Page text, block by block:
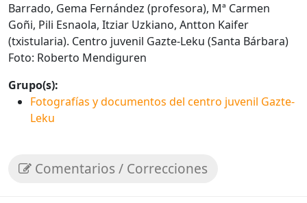
Barrado, Gema Fernández (profesora), Mª Carmen
Goñi, Pili Esnaola, Itziar Uzkiano, Antton Kaifer
(txistularia). Centro juvenil Gazte-Leku (Santa Bárbara)
Foto: Roberto Mendiguren
Grupo(s):
Fotografías y documentos del centro juvenil Gazte-
Leku
Comentarios / Correcciones